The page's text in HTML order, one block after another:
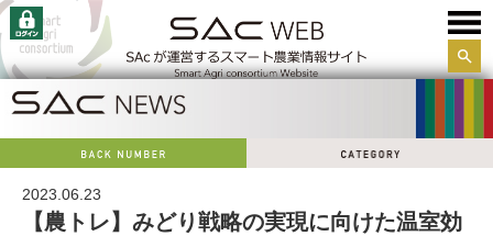
サイ
2023.06.23
【農トレ】みどり戦略の実現に向けた温室効